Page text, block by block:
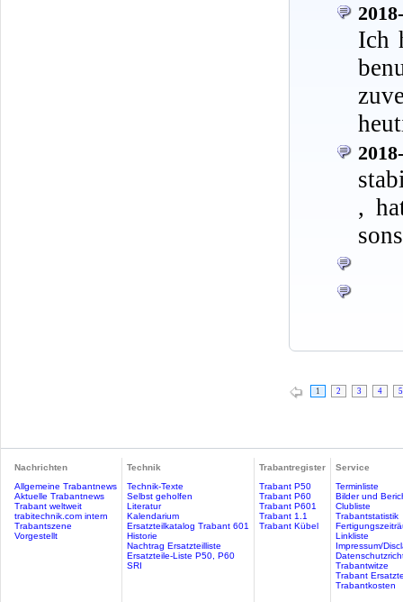
Ich
,
1 2 3 4 5
Nachrichten
Allgemeine Trabantnews
Aktuelle Trabantnews
Trabant weltweit
trabitechnik.com intern
Trabantszene
Vorgestellt
Technik
Technik-Texte
Selbst geholfen
Literatur
Kalendarium
Ersatzteilkatalog Trabant 601
Historie
Nachtrag Ersatzteilliste
Ersatzteile-Liste P50, P60
SRI
Trabantregister
Trabant P50
Trabant P60
Trabant P601
Trabant 1.1
Trabant Kübel
Service
Terminliste
Bilder und
Clubliste
Trabantstatistik
Linkliste
Impressum/
Trabantwitze
Trabant
Trabantkosten